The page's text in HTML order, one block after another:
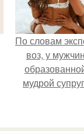
По словам
воз, у
мудрой
смерти